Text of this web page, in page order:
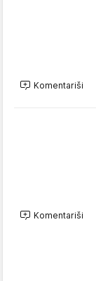
Komentariši
Komentariši